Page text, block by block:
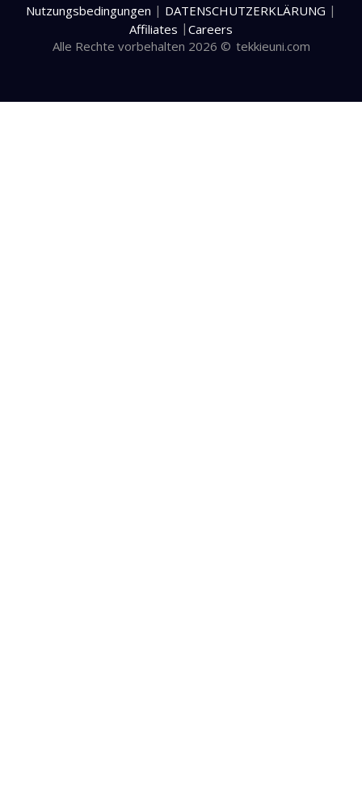
Alle Rechte vorbehalten 2026 © tekkieuni.com
Nutzungsbedingungen | DATENSCHUTZERKLÄRUNG |
Affiliates | Careers